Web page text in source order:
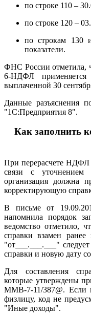
по строке 110 –
по строке 120 –
по строкам 130
показатели.
ФНС России отметила,
6-НДФЛ
выплаченной 30
Данные разъяснения
"1С:Предприятия 8".
Как заполнить
При перерасчете НДФЛ
связи с уточнением
организация должна
корректирующую
В письме от
напомнила порядок
ведомство отметило,
справки взамен
"от___.___.___"
справки и новую дату
Для составления
которые утверждены
ММВ-7-11/387@. Если
физлицу, код не
"Иные доходы".